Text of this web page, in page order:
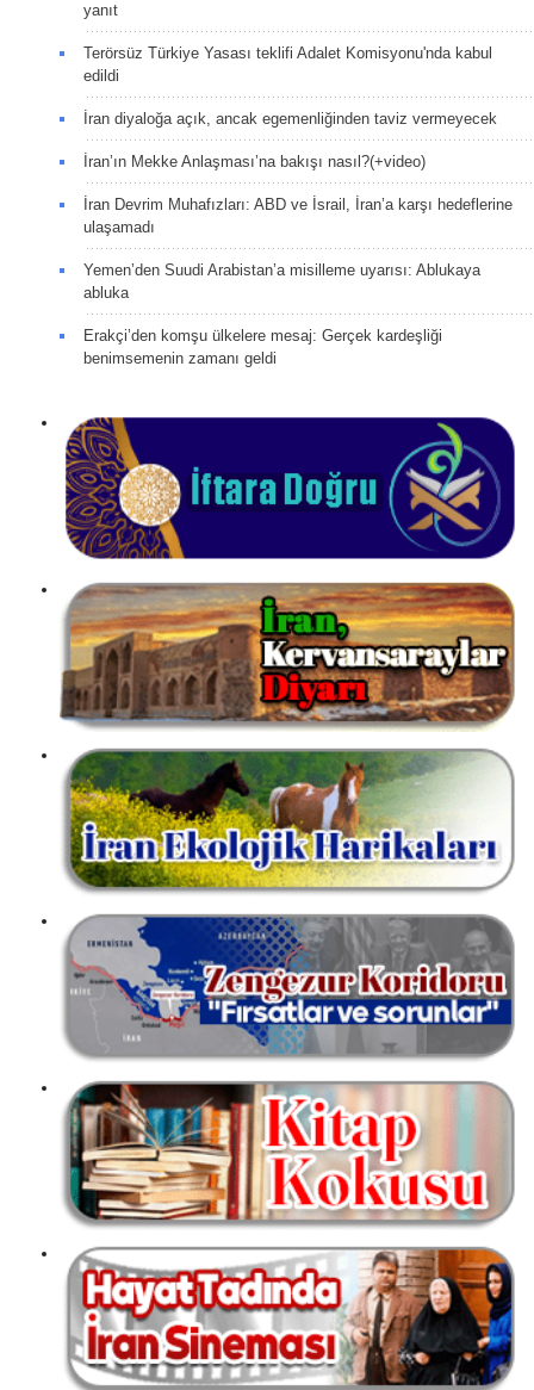
yanıt
Terörsüz Türkiye Yasası teklifi Adalet Komisyonu'nda kabul
edildi
İran diyaloğa açık, ancak egemenliğinden taviz vermeyecek
İran’ın Mekke Anlaşması’na bakışı nasıl?(+video)
İran Devrim Muhafızları: ABD ve İsrail, İran’a karşı hedeflerine
ulaşamadı
Yemen’den Suudi Arabistan’a misilleme uyarısı: Ablukaya
abluka
Erakçi’den komşu ülkelere mesaj: Gerçek kardeşliği
benimsemenin zamanı geldi